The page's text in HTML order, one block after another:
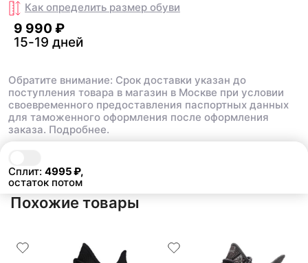
Сплит: 4995₽,
остаток потом
Как определить размер обуви
9 990 ₽
15-19 дней
Обратите внимание: Срок доставки указан до
поступления товара в магазин в Москве при условии
своевременного предоставления паспортных данных
для таможенного оформления после оформления
заказа. Подробнее.
Похожие товары